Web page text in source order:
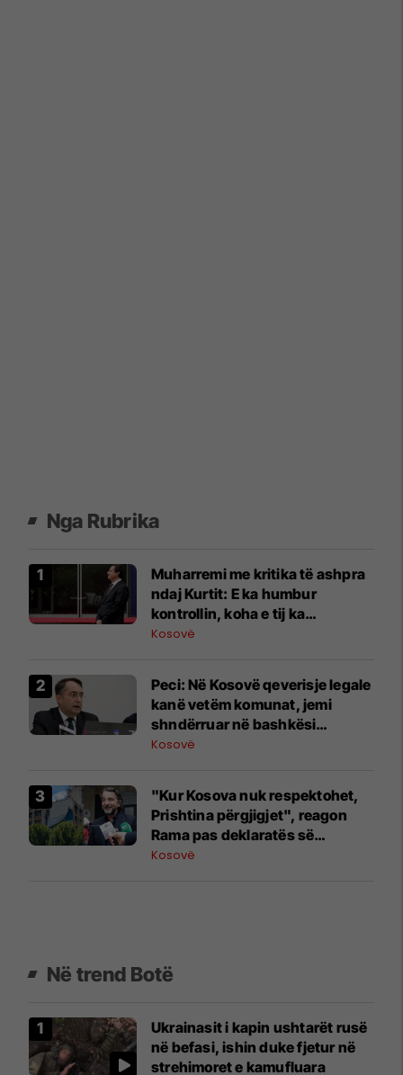
Nga Rubrika
Muharremi me kritika të ashpra
ndaj Kurtit: E ka humbur
kontrollin, koha e tij ka
përfunduar
Kosovë
Peci: Në Kosovë qeverisje legale
kanë vetëm komunat, jemi
shndërruar në bashkësi
komunash
Kosovë
"Kur Kosova nuk respektohet,
Prishtina përgjigjet", reagon
Rama pas deklaratës së
Zelenskyt në Beograd
Kosovë
Në trend Botë
Ukrainasit i kapin ushtarët rusë
në befasi, ishin duke fjetur në
strehimoret e kamufluara